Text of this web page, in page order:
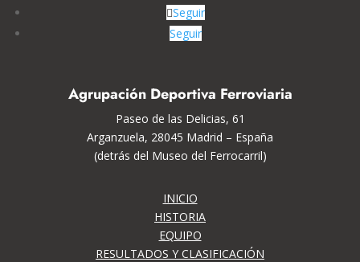
Seguir
Seguir
Agrupación Deportiva Ferroviaria
Paseo de las Delicias, 61
Arganzuela, 28045 Madrid – España
(detrás del Museo del Ferrocarril)
INICIO
HISTORIA
EQUIPO
RESULTADOS Y CLASIFICACIÓN